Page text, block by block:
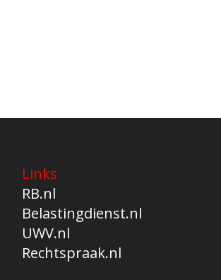
Links
RB.nl
Belastingdienst.nl
UWV.nl
Rechtspraak.nl